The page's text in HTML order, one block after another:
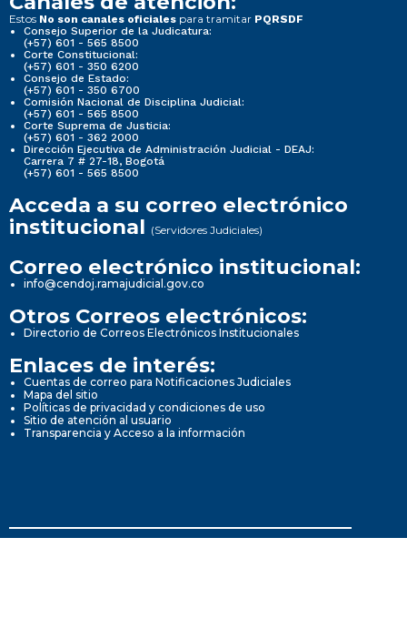
Estos No son canales oficiales para tramitar PQRSDF
Consejo Superior de la Judicatura:
(+57) 601 - 565 8500
Corte Constitucional:
(+57) 601 - 350 6200
Consejo de Estado:
(+57) 601 - 350 6700
Comisión Nacional de Disciplina Judicial:
(+57) 601 - 565 8500
Corte Suprema de Justicia:
(+57) 601 - 362 2000
Dirección Ejecutiva de Administración Judicial - DEAJ:
Carrera 7 # 27-18, Bogotá
(+57) 601 - 565 8500
Acceda a su correo electrónico
institucional (Servidores Judiciales)
Correo electrónico institucional:
info@cendoj.ramajudicial.gov.co
Otros Correos electrónicos:
Directorio de Correos Electrónicos Institucionales
Enlaces de interés:
Cuentas de correo para Notificaciones Judiciales
Mapa del sitio
Políticas de privacidad y condiciones de uso
Sitio de atención al usuario
Transparencia y Acceso a la información